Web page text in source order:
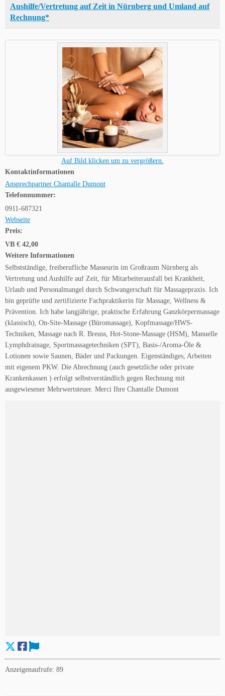
Aushilfe/Vertretung auf Zeit in Nürnberg und Umland auf
Rechnung*
Auf Bild klicken um zu vergrößern.
Kontaktinformationen
Ansprechpartner Chantalle Dumont
Telefonnummer:
0911-687321
Webseite
Preis:
VB € 42,00
Weitere Informationen
Selbstständige, freiberufliche Masseurin im Großraum Nürnberg als
Vertretung und Aushilfe auf Zeit, für Mitarbeiterausfall bei Krankheit,
Urlaub und Personalmangel durch Schwangerschaft für Massagepraxis. Ich
bin geprüfte und zertifizierte Fachpraktikerin für Massage, Wellness &
Prävention. Ich habe langjährige, praktische Erfahrung Ganzkörpermassage
(klassisch), On-Site-Massage (Büromassage), Kopfmassage/HWS-
Techniken, Massage nach R. Breuss, Hot-Stone-Massage (HSM), Manuelle
Lymphdrainage, Sportmassagetechniken (SPT), Basis-/Aroma-Öle &
Lotionen sowie Saunen, Bäder und Packungen. Eigenständiges, Arbeiten
mit eigenem PKW. Die Abrechnung (auch gesetzliche oder private
Krankenkassen ) erfolgt selbstverständlich gegen Rechnung mit
ausgewiesener Mehrwertsteuer. Merci Ihre Chantalle Dumont
Anzeigenaufrufe: 89